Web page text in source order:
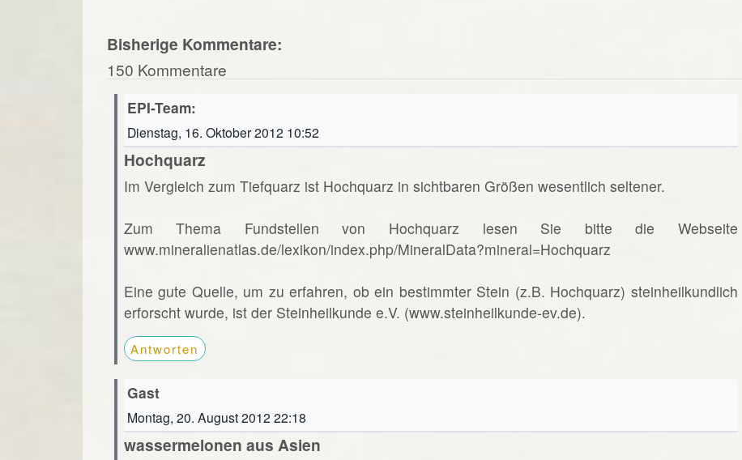
Bisherige Kommentare:
150 Kommentare
EPI-Team:
Dienstag, 16. Oktober 2012 10:52
Hochquarz
Im Vergleich zum Tiefquarz ist Hochquarz in sichtbaren Größen wesentlich seltener.
Zum Thema Fundstellen von Hochquarz lesen Sie bitte die Webseite
www.mineralienatlas.de/lexikon/index.php/MineralData?mineral=Hochquarz
Eine gute Quelle, um zu erfahren, ob ein bestimmter Stein (z.B. Hochquarz) steinheilkundlich
erforscht wurde, ist der Steinheilkunde e.V. (www.steinheilkunde-ev.de).
Antworten
Gast
Montag, 20. August 2012 22:18
wassermelonen aus Asien